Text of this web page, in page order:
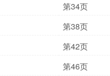
第34页
第38页
第42页
第46页